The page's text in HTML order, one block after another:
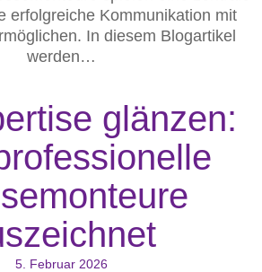
erfolgreiche Kommunikation mit
In diesem Blogartikel
werden…
glänzen:
5. Februar 2026